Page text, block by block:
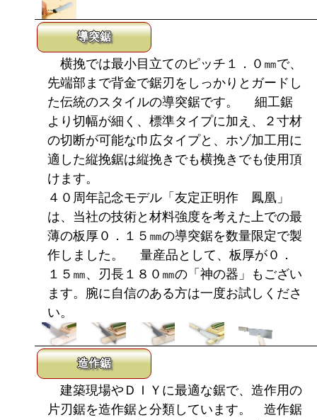
導突鋸
横挽では最小目立てのピッチ１．０㎜で、
先端部まで背金で鋸刃をしっかりとガードし
た伝統のスタイルの導突鋸です。 細工鋸
より切幅が細く、標準タイプに加え、２寸材
の切断が可能な巾広タイプと、ホゾ加工用に
適した縦挽鋸は縦挽きでも横挽きでも使用頂
けます。
４０周年記念モデル「友定正明作 鳳凰」
は、当社の技術と材料強度を考えた上での最
薄の板厚０．１５㎜の導突鋸を数量限定で製
作しました。 量産品として、板厚が０．
１５㎜、刃長１８０㎜の「神の器」もござい
ます。腕に自信のある方は一度お試しくださ
い。
造作鋸
建築現場やＤＩＹに最適な鋸で、造作用の
片刃鋸を造作鋸と分類しています。 造作鋸